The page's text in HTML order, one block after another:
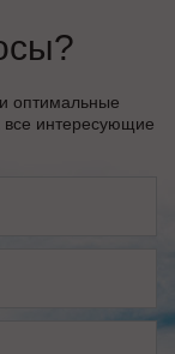
оптимальные
все интересующие